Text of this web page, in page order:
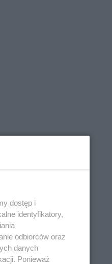
dostęp i
identyfikatory,
odbiorców oraz
danych
Ponieważ